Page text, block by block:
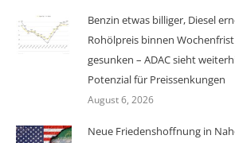
Benzin etwas billiger, Diesel
Rohölpreis binnen
gesunken – ADAC sieht
Potenzial für Preissenkungen
August 6, 2026
Neue Friedenshoffnung in